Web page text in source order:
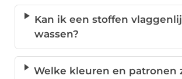
Kan ik een stoffen
wassen?
Welke kleuren en patronen